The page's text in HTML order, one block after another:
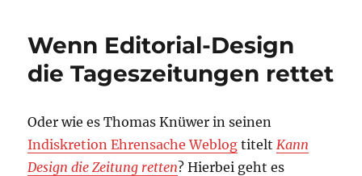
onprint
Wenn Editorial-Design
die Tageszeitungen rettet
Oder wie es Thomas Knüwer in seinen
Indiskretion Ehrensache Weblog titelt Kann
Design die Zeitung retten? Hierbei geht es